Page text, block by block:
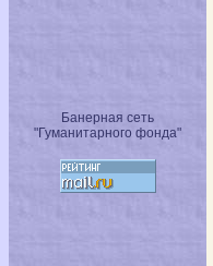
Банерная сеть
"Гуманитарного фонда"